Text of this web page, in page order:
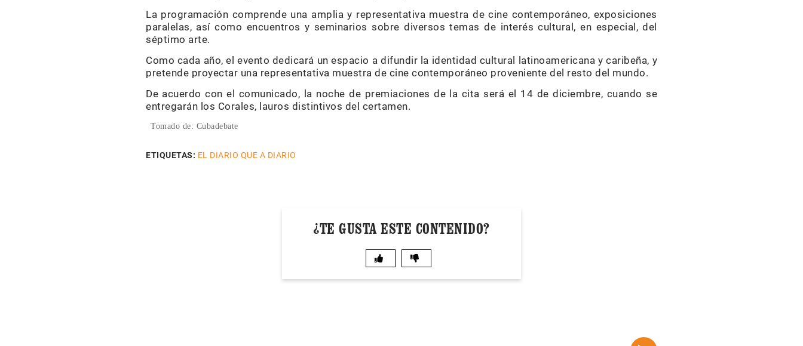
La programación comprende una amplia y representativa muestra de cine contemporáneo, exposiciones
paralelas, así como encuentros y seminarios sobre diversos temas de interés cultural, en especial, del
séptimo arte.
Como cada año, el evento dedicará un espacio a difundir la identidad cultural latinoamericana y caribeña, y
pretende proyectar una representativa muestra de cine contemporáneo proveniente del resto del mundo.
De acuerdo con el comunicado, la noche de premiaciones de la cita será el 14 de diciembre, cuando se
entregarán los Corales, lauros distintivos del certamen.
Tomado de: Cubadebate
ETIQUETAS: EL DIARIO QUE A DIARIO
¿TE GUSTA ESTE CONTENIDO?